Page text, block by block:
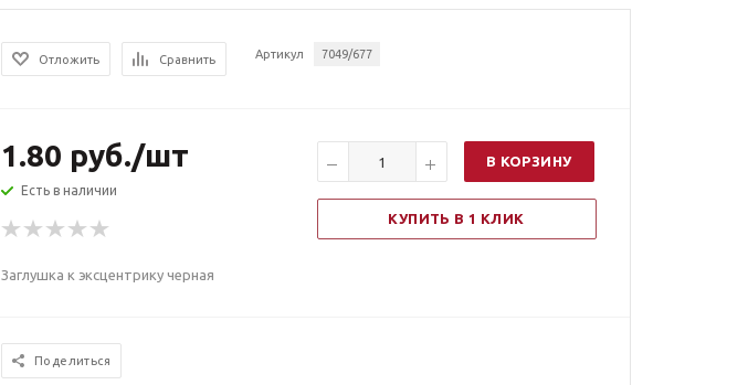
Отложить Сравнить Артикул 7049/677
1.80 руб./шт
Есть в наличии
В КОРЗИНУ
КУПИТЬ В 1 КЛИК
Заглушка к эксцентрику черная
Поделиться